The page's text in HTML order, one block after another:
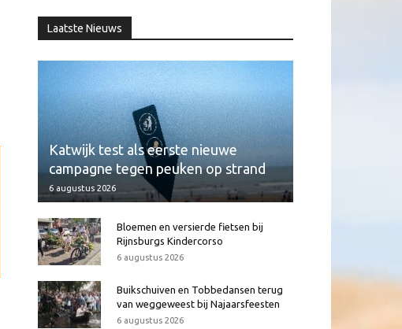
Laatste Nieuws
Katwijk test als eerste nieuwe
campagne tegen peuken op strand
6 augustus 2026
Bloemen en versierde fietsen bij
Rijnsburgs Kindercorso
6 augustus 2026
Buikschuiven en Tobbedansen terug
van weggeweest bij Najaarsfeesten
6 augustus 2026